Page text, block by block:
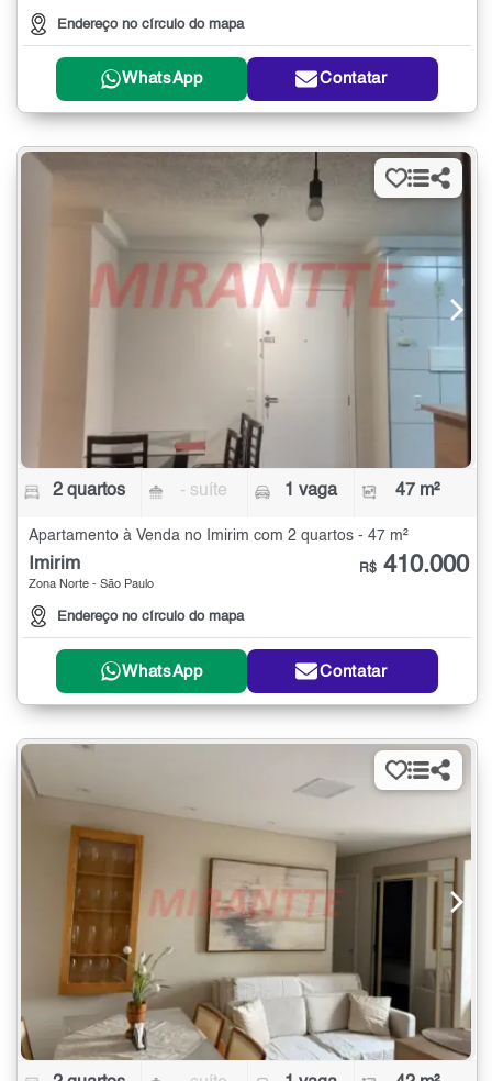
Endereço no círculo do mapa
WhatsApp Contatar
2 quartos - suíte 1 vaga 47 m²
Apartamento à Venda no Imirim com 2 quartos - 47 m²
Imirim
Zona Norte - São Paulo
Endereço no círculo do mapa
R$ 410.000
WhatsApp Contatar